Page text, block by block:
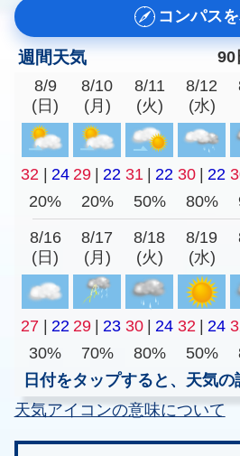
コンパス
週間天気
90
8/9
(日)
8/10
(月)
8/11
(火)
8/12
(水)
32 | 24 29 | 22 31 | 22 30 | 22
20%
20% 50% 80%
8/16
(日)
8/17
(月)
8/18
(火)
8/19
(水)
27 | 22 29 | 23 30 | 24 32 | 24
30%
70% 80% 50%
日付をタップすると、天気
天気アイコンの意味について